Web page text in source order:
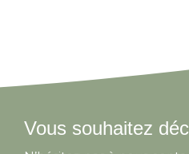
Vous souhaitez